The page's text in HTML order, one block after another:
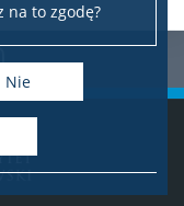
na to zgodę?
Nie
Instagram